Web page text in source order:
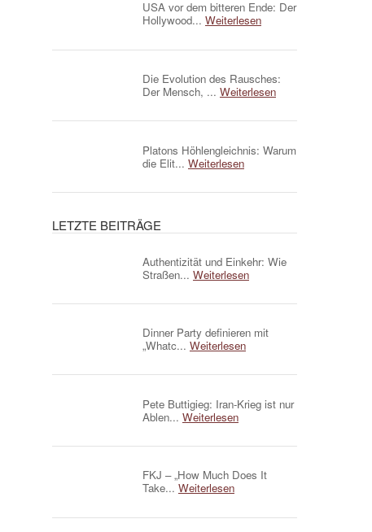
USA vor dem bitteren Ende: Der
Hollywood... Weiterlesen
Die Evolution des Rausches:
Der Mensch, ... Weiterlesen
Platons Höhlengleichnis: Warum
die Elit... Weiterlesen
LETZTE BEITRÄGE
Authentizität und Einkehr: Wie
Straßen... Weiterlesen
Dinner Party definieren mit
„Whatc... Weiterlesen
Pete Buttigieg: Iran-Krieg ist nur
Ablen... Weiterlesen
FKJ – „How Much Does It
Take... Weiterlesen